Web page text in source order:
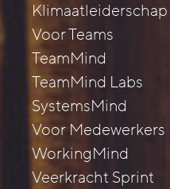
Klimaatleiderschap
Voor Teams
TeamMind
TeamMind Labs
SystemsMind
Voor Medewerkers
WorkingMind
Veerkracht Sprint